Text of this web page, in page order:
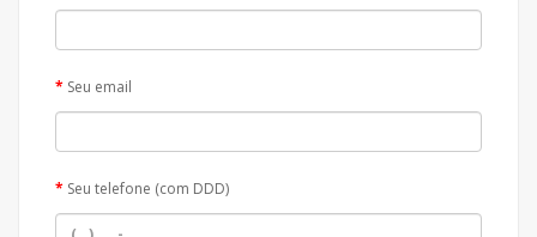
Seu email
Seu telefone (com DDD)